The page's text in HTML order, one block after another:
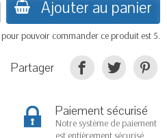
Ajouter au panier
pouvoir commander ce produit est 5.
Partager
Paiement sécurisé
Notre système de paiement
est entièrement sécurisé